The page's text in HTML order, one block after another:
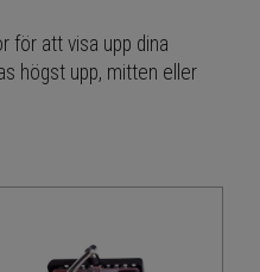
för att visa upp dina
högst upp, mitten eller